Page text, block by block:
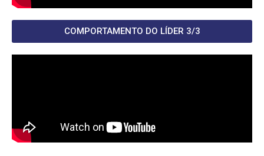
COMPORTAMENTO DO LÍDER 3/3